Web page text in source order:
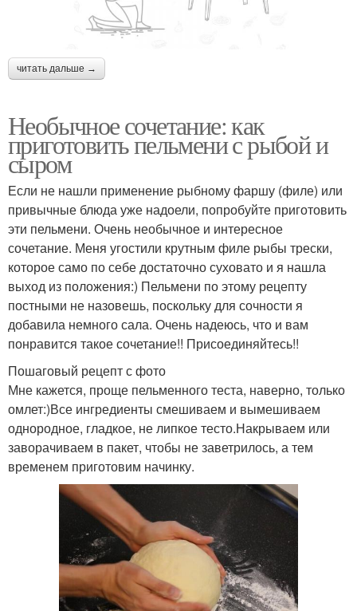
читать дальше →
Необычное сочетание: как
приготовить пельмени с рыбой и
сыром
Если не нашли применение рыбному фаршу (филе) или
привычные блюда уже надоели, попробуйте приготовить
эти пельмени. Очень необычное и интересное
сочетание. Меня угостили крутным филе рыбы трески,
которое само по себе достаточно суховато и я нашла
выход из положения:) Пельмени по этому рецепту
постными не назовешь, поскольку для сочности я
добавила немного сала. Очень надеюсь, что и вам
понравится такое сочетание!! Присоединяйтесь!!
Пошаговый рецепт с фото
Мне кажется, проще пельменного теста, наверно, только
омлет:)Все ингредиенты смешиваем и вымешиваем
однородное, гладкое, не липкое тесто.Накрываем или
заворачиваем в пакет, чтобы не заветрилось, а тем
временем приготовим начинку.